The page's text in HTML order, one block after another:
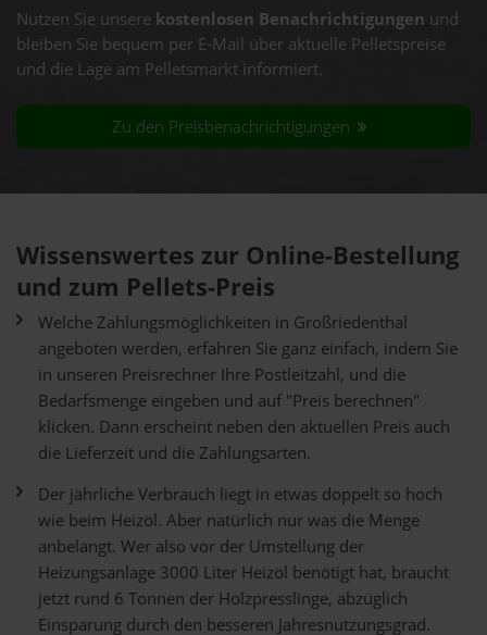
Nutzen Sie unsere kostenlosen Benachrichtigungen und
bleiben Sie bequem per E-Mail über aktuelle Pelletspreise
und die Lage am Pelletsmarkt informiert.
Zu den Preisbenachrichtigungen
Wissenswertes zur Online-Bestellung
und zum Pellets-Preis
Welche Zahlungsmöglichkeiten in Großriedenthal
angeboten werden, erfahren Sie ganz einfach, indem Sie
in unseren Preisrechner Ihre Postleitzahl, und die
Bedarfsmenge eingeben und auf "Preis berechnen"
klicken. Dann erscheint neben den aktuellen Preis auch
die Lieferzeit und die Zahlungsarten.
Der jährliche Verbrauch liegt in etwas doppelt so hoch
wie beim Heizöl. Aber natürlich nur was die Menge
anbelangt. Wer also vor der Umstellung der
Heizungsanlage 3000 Liter Heizöl benötigt hat, braucht
jetzt rund 6 Tonnen der Holzpresslinge, abzüglich
Einsparung durch den besseren Jahresnutzungsgrad.